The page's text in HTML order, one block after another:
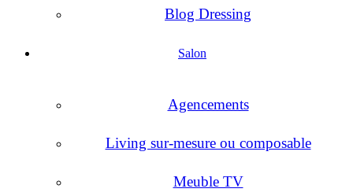
Blog Dressing
Salon
Agencements
Living sur-mesure ou composable
Meuble TV